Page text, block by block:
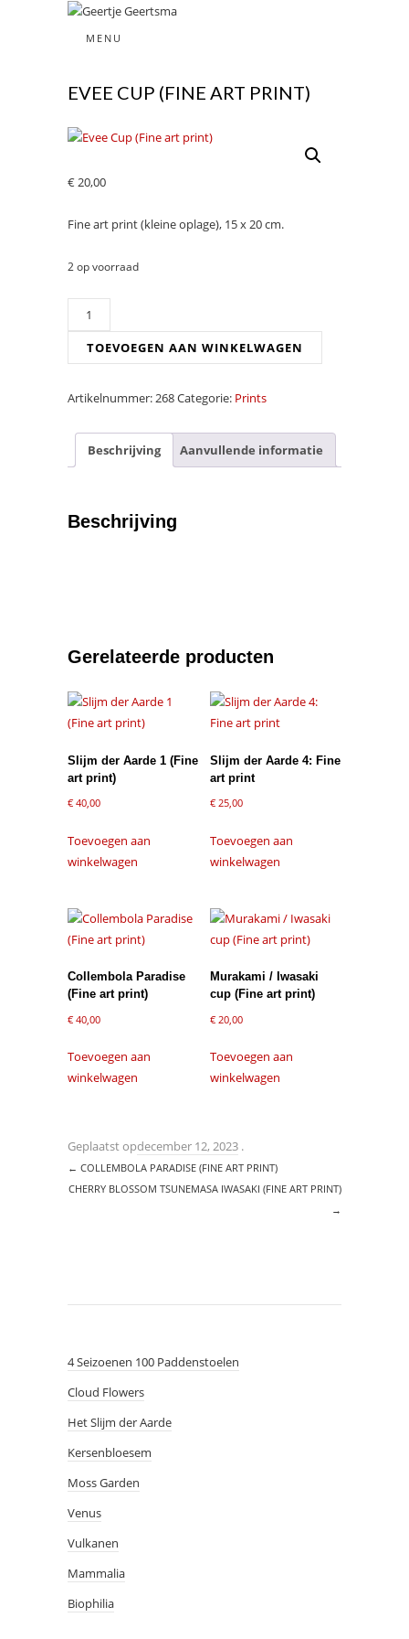
GEERTJE
GEERTSMA
MENU
EVEE CUP (FINE ART PRINT)
€20,00
Fine art print (kleine oplage), 15 x 20 cm.
2 op voorraad
Evee
Cup
(Fine
print)
TOEVOEGEN AAN WINKELWAGEN
Artikelnummer:268Categorie: Prints
Beschrijving Aanvullende informatie
Beschrijving
Gerelateerde producten
Slijm der Aarde 1 (Fine
art print)
€ 40,00
Toevoegen aan
winkelwagen
Slijm der Aarde 4: Fine
art print
€ 25,00
Toevoegen aan
winkelwagen
Collembola Paradise
(Fine art print)
€ 40,00
Toevoegen aan
winkelwagen
Murakami / Iwasaki
cup (Fine art print)
€ 20,00
Toevoegen aan
winkelwagen
Geplaatst opdecember 12, 2023 .
← COLLEMBOLA PARADISE (FINE ART PRINT)
CHERRY BLOSSOM TSUNEMASA IWASAKI (FINE ART PRINT)
→
4 Seizoenen 100 Paddenstoelen
Cloud Flowers
Het Slijm der Aarde
Kersenbloesem
Moss Garden
Venus
Vulkanen
Mammalia
Biophilia